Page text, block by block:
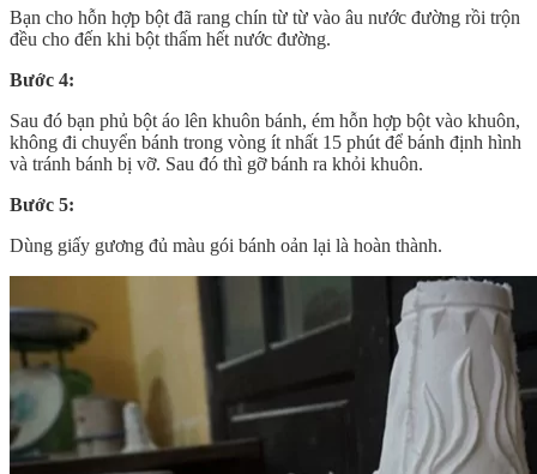
Bạn cho hỗn hợp bột đã rang chín từ từ vào âu nước đường rồi trộn
đều cho đến khi bột thấm hết nước đường.
Bước 4:
Sau đó bạn phủ bột áo lên khuôn bánh, ém hỗn hợp bột vào khuôn,
không đi chuyển bánh trong vòng ít nhất 15 phút để bánh định hình
và tránh bánh bị vỡ. Sau đó thì gỡ bánh ra khỏi khuôn.
Bước 5:
Dùng giấy gương đủ màu gói bánh oản lại là hoàn thành.